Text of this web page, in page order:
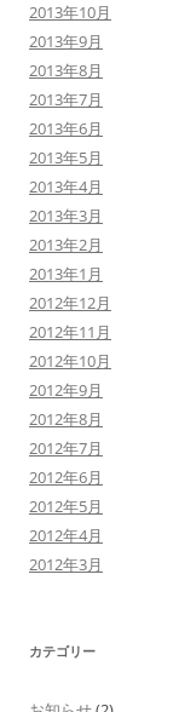
2013年10月
2013年9月
2013年8月
2013年7月
2013年6月
2013年5月
2013年4月
2013年3月
2013年2月
2013年1月
2012年12月
2012年11月
2012年10月
2012年9月
2012年8月
2012年7月
2012年6月
2012年5月
2012年4月
2012年3月
カテゴリー